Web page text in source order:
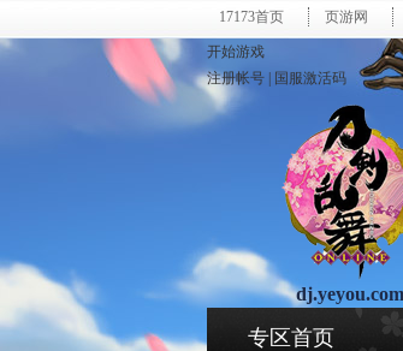
17173首页 页游网
dj.yeyou.com
页游网 - 刀剑
专区首页
开始游戏
注册帐号
国服激活码